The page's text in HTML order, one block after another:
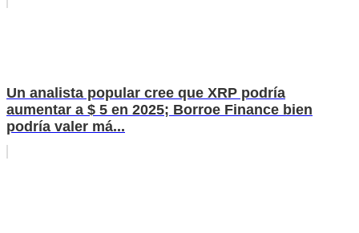
Un analista popular cree que XRP podría
aumentar a $ 5 en 2025; Borroe Finance bien
podría valer má...